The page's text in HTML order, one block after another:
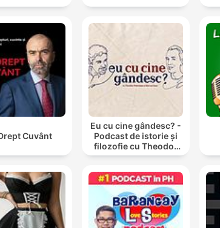
Cuvânt
Eu cu cine gândesc? -
Podcast de istorie și
filozofie cu Theodor
Paleologu și Răzvan